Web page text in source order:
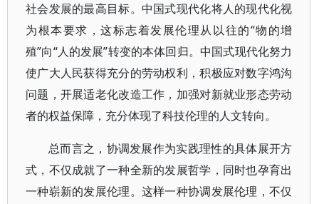
社会发展的最高目标。中国式现代化将人的现代化视
为根本要求，这标志着发展伦理从以往的“物的增
殖”向“人的发展”转变的本体回归。中国式现代化努力
使广大人民获得充分的劳动权利，积极应对数字鸿沟
问题，开展适老化改造工作，加强对新就业形态劳动
者的权益保障，充分体现了科技伦理的人文转向。
总而言之，协调发展作为实践理性的具体展开方
式，不仅成就了一种全新的发展哲学，同时也孕育出
一种崭新的发展伦理。这样一种协调发展伦理，不仅